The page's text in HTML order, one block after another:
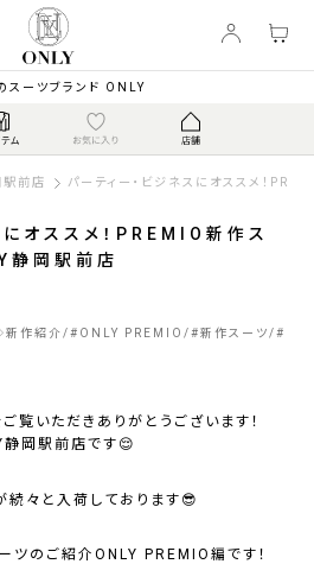
スーツブランド ONLY
駅前店 パーティー・ビジネスにオススメ！
オススメ！PREMIO新作ス
静岡駅前店
作紹介 # ONLY PREMIO #新作スーツ #
ご覧いただきありがとうございます！
静岡駅前店です😌
続々と入荷しております😎
ツのご紹介ONLY PREMIO編です！